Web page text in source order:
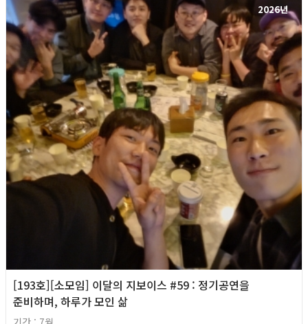
2026년
[193호][소모임] 이달의 지보이스 #59 : 정기공연을
준비하며, 하루가 모인 삶